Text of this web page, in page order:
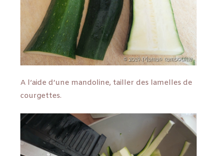
A l’aide d’une mandoline, tailler des lamelles de
courgettes.